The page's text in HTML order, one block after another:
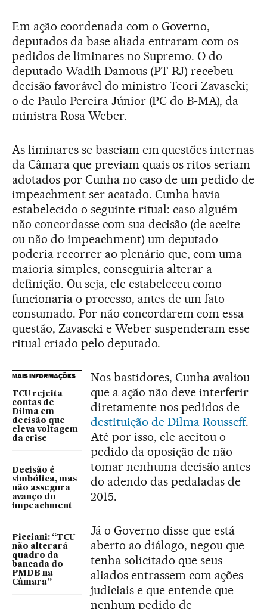
Em ação coordenada com o Governo,
deputados da base aliada entraram com os
pedidos de liminares no Supremo. O do
deputado Wadih Damous (PT-RJ) recebeu
decisão favorável do ministro Teori Zavascki;
o de Paulo Pereira Júnior (PC do B-MA), da
ministra Rosa Weber.
As liminares se baseiam em questões internas
da Câmara que previam quais os ritos seriam
adotados por Cunha no caso de um pedido de
impeachment ser acatado. Cunha havia
estabelecido o seguinte ritual: caso alguém
não concordasse com sua decisão (de aceite
ou não do impeachment) um deputado
poderia recorrer ao plenário que, com uma
maioria simples, conseguiria alterar a
definição. Ou seja, ele estabeleceu como
funcionaria o processo, antes de um fato
consumado. Por não concordarem com essa
questão, Zavascki e Weber suspenderam esse
ritual criado pelo deputado.
MAIS INFORMAÇÕES
TCU rejeita
contas de
Dilma em
decisão que
eleva voltagem
da crise
Decisão é
simbólica, mas
não assegura
avanço do
impeachment
Picciani: “TCU
não alterará
quadro da
bancada do
PMDB na
Câmara”
Nos bastidores, Cunha avaliou
que a ação não deve interferir
diretamente nos pedidos de
destituição de Dilma Rousseff.
Até por isso, ele aceitou o
pedido da oposição de não
tomar nenhuma decisão antes
do adendo das pedaladas de
2015.
Já o Governo disse que está
aberto ao diálogo, negou que
tenha solicitado que seus
aliados entrassem com ações
judiciais e que entende que
nenhum pedido de